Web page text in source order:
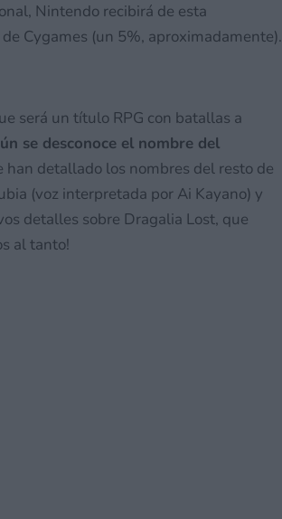
Nintendo recibirá de esta
Cygames (un 5%, aproximadamente).
será un título RPG con batallas a
se desconoce el nombre del
han detallado los nombres del resto de
(voz interpretada por Ai Kayano) y
detalles sobre Dragalia Lost, que
al tanto!